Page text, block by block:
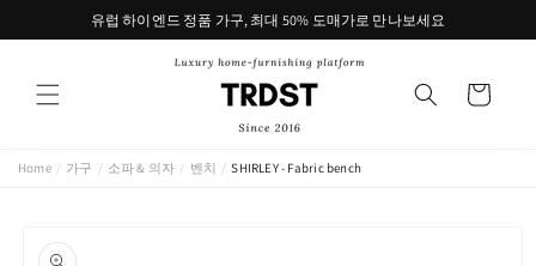
로 건너유럽 하이엔드 정품 가구, 최대 50% 도매가로 만나보세요
트
Home / 가구 / 소파 & 의자 / 벤치 / SHIRLEY - Fabric bench
보로 건